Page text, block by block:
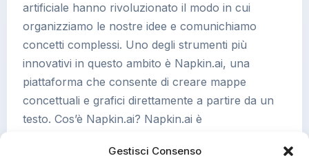
Gestisci Consenso
artificiale hanno rivoluzionato il modo in cui
organizziamo le nostre idee e comunichiamo
concetti complessi. Uno degli strumenti più
innovativi in questo ambito è Napkin.ai, una
piattaforma che consente di creare mappe
concettuali e grafici direttamente a partire da un
testo. Cos’è Napkin.ai? Napkin.ai è